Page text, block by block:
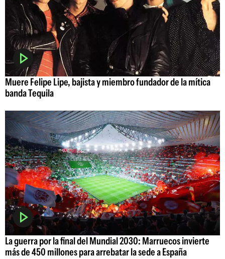
Muere Felipe Lipe, bajista y miembro fundador de la mítica
banda Tequila
La guerra por la final del Mundial 2030: Marruecos invierte
más de 450 millones para arrebatar la sede a España